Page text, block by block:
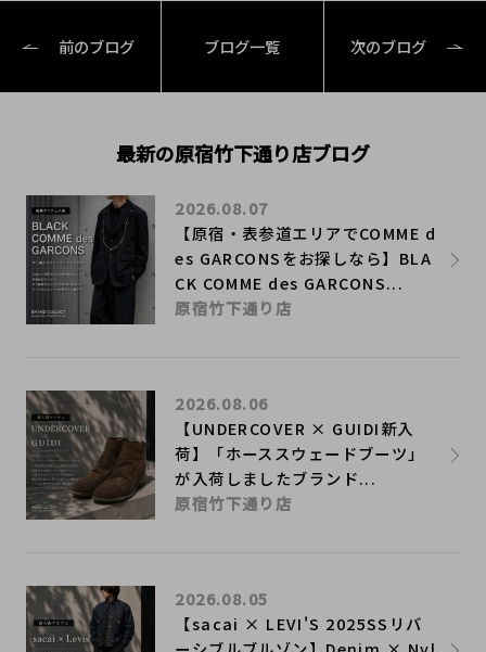
前のブログ ブログ一覧 次のブログ
最新の原宿竹下通り店ブログ
【原宿・表参道エリアでCOMME d
es GARCONSをお探しなら】BLA
CK COMME des GARCONS...
2026.08.07
原宿竹下通り店
【UNDERCOVER × GUIDI新入
荷】「ホーススウェードブーツ」
が入荷しましたブランド...
2026.08.06
原宿竹下通り店
【sacai × LEVI'S 2025SSリバ
2026.08.05